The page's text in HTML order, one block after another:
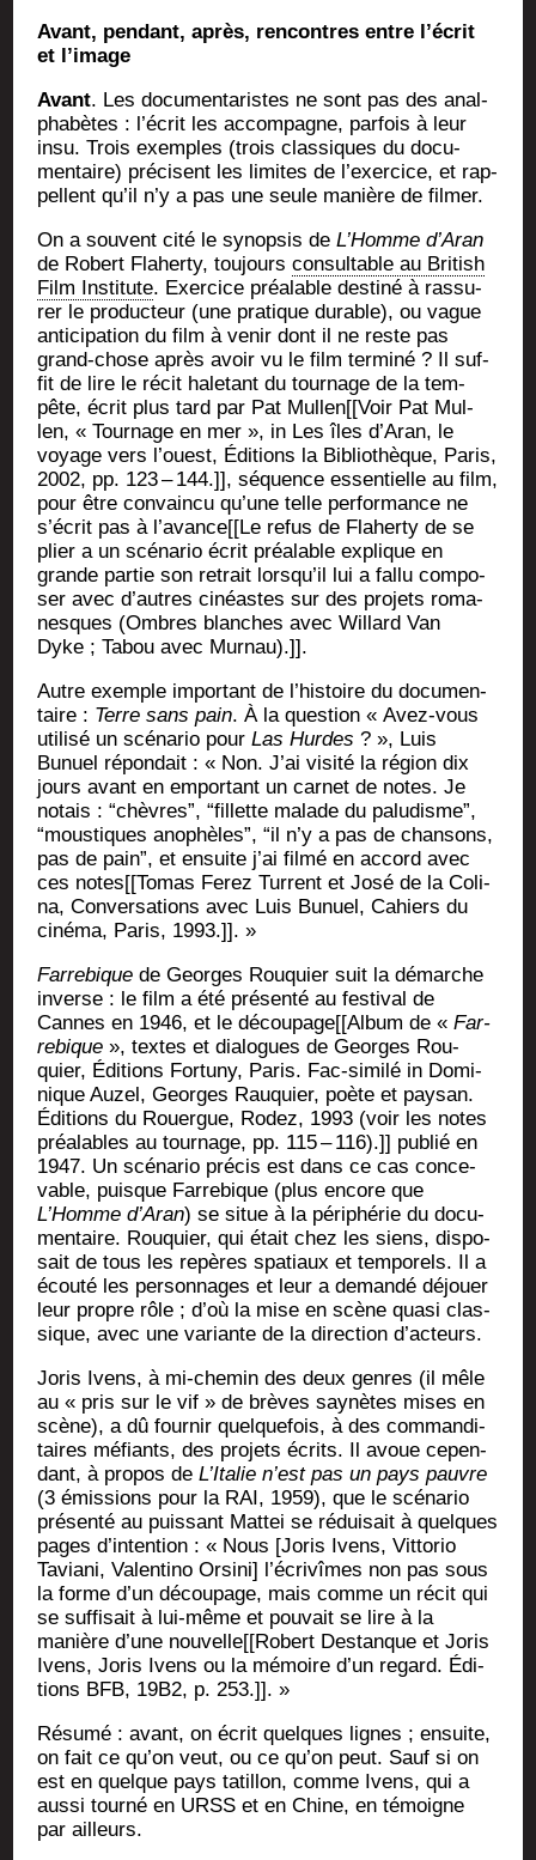
Avant, pen­dant, après, ren­contres entre l’é­crit
et l’image
Avant. Les docu­men­ta­ristes ne sont pas des anal­
pha­bètes : l’é­crit les accom­pagne, par­fois à leur
insu. Trois exemples (trois clas­siques du docu­
men­taire) pré­cisent les limites de l’exer­cice, et rap­
pellent qu’il n’y a pas une seule manière de filmer.
On a sou­vent cité le synop­sis deL’Homme d’A­ran
de Robert Fla­her­ty, tou­joursconsul­table au Bri­tish
Film Ins­ti­tute. Exer­cice préa­lable des­ti­né à ras­su­
rer le pro­duc­teur (une pra­tique durable), ou vague
anti­ci­pa­tion du film à venir dont il ne reste pas
grand-chose après avoir vu le film ter­mi­né ? Il suf­
fit de lire le récit hale­tant du tour­nage de la tem­
pête, écrit plus tard par Pat Mullen[[Voir Pat Mul­
len, « Tour­nage en mer », in Les îles d’A­ran, le
voyage vers l’ouest, Édi­tions la Biblio­thèque, Paris,
2002, pp. 123 – 144.]], séquence essen­tielle au film,
pour être convain­cu qu’une telle per­for­mance ne
s’é­crit pas à l’avance[[Le refus de Fla­her­ty de se
plier a un scé­na­rio écrit préa­lable explique en
grande par­tie son retrait lors­qu’il lui a fal­lu com­po­
ser avec d’autres cinéastes sur des pro­jets roma­
nesques (Ombres blanches avec Willard Van
Dyke ; Tabou avec Murnau).]].
Autre exemple impor­tant de l’his­toire du docu­men­
taire : Terre sans pain. À la ques­tion « Avez-vous
uti­li­sé un scé­na­rio pourLas Hurdes ? », Luis
Bunuel répon­dait : « Non. J’ai visi­té la région dix
jours avant en empor­tant un car­net de notes. Je
notais : “chèvres”, “fillette malade du palu­disme”,
“mous­tiques ano­phèles”, “il n’y a pas de chan­sons,
pas de pain”, et ensuite j’ai fil­mé en accord avec
ces notes[[Tomas Ferez Turrent et José de la Coli­
na, Conver­sa­tions avec Luis Bunuel, Cahiers du
ciné­ma, Paris, 1993.]]. »
Far­re­bique de Georges Rou­quier suit la démarche
inverse : le film a été pré­sen­té au fes­ti­val de
Cannes en 1946, et le découpage[[Album de «Far­
re­bique », textes et dia­logues de Georges Rou­
quier, Édi­tions For­tu­ny, Paris. Fac-simi­lé in Domi­
nique Auzel, Georges Rau­quier, poète et pay­san.
Édi­tions du Rouergue, Rodez, 1993 (voir les notes
préa­lables au tour­nage, pp. 115 – 116).]] publié en
1947. Un scé­na­rio pré­cis est dans ce cas conce­
vable, puisque Far­re­bique (plus encore que
L’Homme d’A­ran) se situe à la péri­phé­rie du docu­
men­taire. Rou­quier, qui était chez les siens, dis­po­
sait de tous les repères spa­tiaux et tem­po­rels. Il a
écou­té les per­son­nages et leur a deman­dé déjouer
leur propre rôle ; d’où la mise en scène qua­si clas­
sique, avec une variante de la direc­tion d’acteurs.
Joris Ivens, à mi-che­min des deux genres (il mêle
au « pris sur le vif » de brèves say­nètes mises en
scène), a dû four­nir quel­que­fois, à des com­man­di­
taires méfiants, des pro­jets écrits. Il avoue cepen­
dant, à pro­pos deL’I­ta­lie n’est pas un pays pauvre
(3 émis­sions pour la RAI, 1959), que le scé­na­rio
pré­sen­té au puis­sant Mat­tei se rédui­sait à quelques
pages d’in­ten­tion : « Nous [Joris Ivens, Vit­to­rio
Tavia­ni, Valen­ti­no Orsi­ni] l’écrivîmes non pas sous
la forme d’un décou­page, mais comme un récit qui
se suf­fi­sait à lui-même et pou­vait se lire à la
manière d’une nouvelle[[Robert Des­tanque et Joris
Ivens, Joris Ivens ou la mémoire d’un regard. Édi­
tions BFB, 19B2, p. 253.]]. »
Résu­mé : avant, on écrit quelques lignes ; ensuite,
on fait ce qu’on veut, ou ce qu’on peut. Sauf si on
est en quelque pays tatillon, comme Ivens, qui a
aus­si tour­né en URSS et en Chine, en témoigne
par ailleurs.